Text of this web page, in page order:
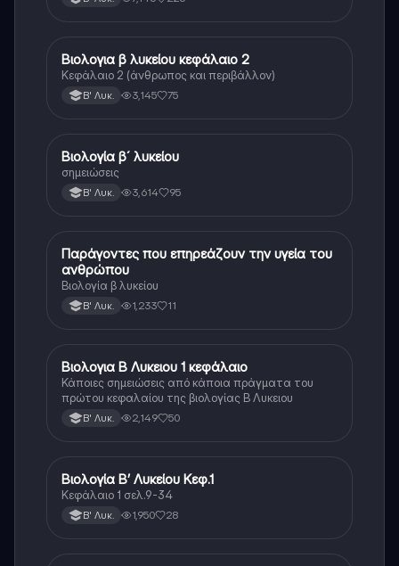
Βιολογία
Βιολογια β λυκείου κεφάλαιο 2
Κεφάλαιο 2 (άνθρωπος και περιβάλλον)
Β' Λυκ. 3,145 75
Βιολογία
Βιολογία β´ λυκείου
σημειώσεις
Β' Λυκ. 3,614 95
Βιολογία
Παράγοντες που επηρεάζουν την υγεία του
ανθρώπου
Βιολογία β λυκείου
Β' Λυκ. 1,233 11
Βιολογία
Βιολογια Β Λυκειου 1 κεφάλαιο
Κάποιες σημειώσεις από κάποια πράγματα του
πρώτου κεφαλαίου της βιολογίας Β Λυκειου
Β' Λυκ. 2,149 50
Βιολογία
Βιολογία Β’ Λυκείου Κεφ.1
Κεφάλαιο 1 σελ.9-34
Β' Λυκ. 1,950 28